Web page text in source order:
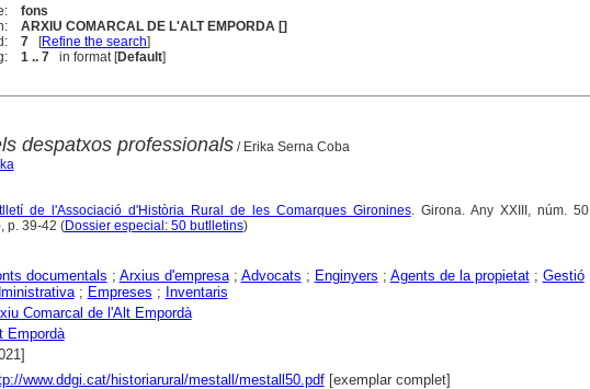
fons
ARXIU COMARCAL DE L'ALT EMPORDA []
7 [Refine the search]
1 .. 7 in format [Default]
despatxos professionals/ Erika Serna Coba
de l'Associació d'Història Rural de les Comarques Gironines. Girona. Any XXIII, núm. 50
p. 39-42 (Dossier especial: 50 butlletins)
documentals ; Arxius d'empresa; Advocats ; Enginyers ; Agents de la propietat; Gestió
; Empreses ; Inventaris
Comarcal de l'Alt Empordà
Empordà
www.ddgi.cat/historiarural/mestall/mestall50.pdf[exemplar complet]